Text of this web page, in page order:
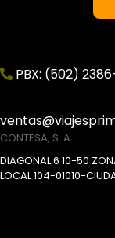
PBX: (502)
CONTESA, S. A.
DIAGONAL 6 10-50
LOCAL 104-01010-